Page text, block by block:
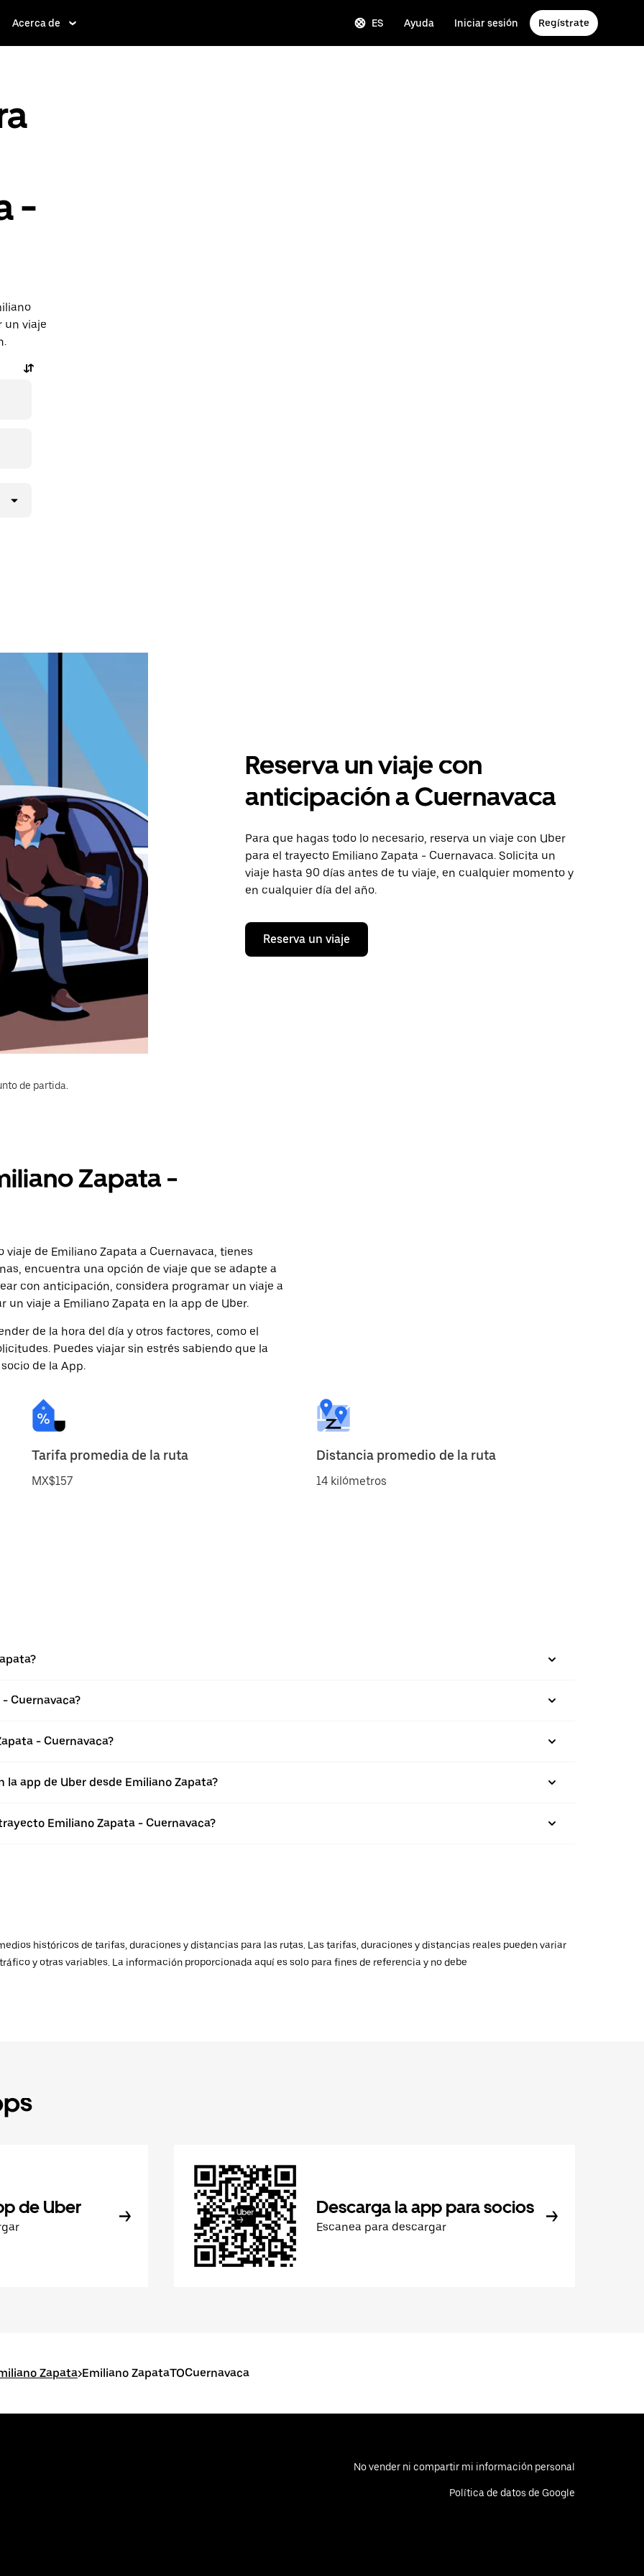
Acerca de ES Ayuda Iniciar sesión Regístrate
-
un viaje
Reserva un viaje con
anticipación a Cuernavaca
Para que hagas todo lo necesario, reserva un viaje con Uber
para el trayecto Emiliano Zapata - Cuernavaca. Solicita un
viaje hasta 90 días antes de tu viaje, en cualquier momento y
en cualquier día del año.
Reserva un viaje
de partida.
Zapata -
de Emiliano Zapata a Cuernavaca, tienes
encuentra una opción de viaje que se adapte a
con anticipación, considera programar un viaje a
viaje a Emiliano Zapata en la app de Uber.
de la hora del día y otros factores, como el
Puedes viajar sin estrés sabiendo que la
de la App.
Tarifa promedia de la ruta
MX$157
Distancia promedio de la ruta
14 kilómetros
Cuernavaca?
- Cuernavaca?
app de Uber desde Emiliano Zapata?
Emiliano Zapata - Cuernavaca?
históricos de tarifas, duraciones y distancias para las rutas. Las tarifas, duraciones y distancias reales pueden variar
y otras variables. La información proporcionada aquí es solo para fines de referencia y no debe
de Uber Descarga la app para socios
Escanea para descargar
Zapata>Emiliano ZapataTOCuernavaca
No vender ni compartir mi información personal
Política de datos de Google